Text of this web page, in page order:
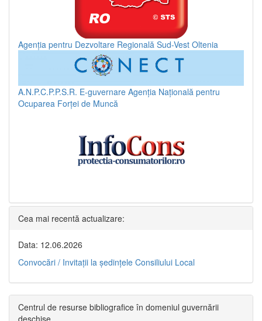
Agenția pentru Dezvoltare Regională Sud-Vest Oltenia
A.N.P.C.P.P.S.R. E-guvernare Agenția Națională pentru
Ocuparea Forței de Muncă
Cea mai recentă actualizare:
Data: 12.06.2026
Convocări / Invitaţii la şedinţele Consiliului Local
Centrul de resurse bibliografice în domeniul guvernării
deschise